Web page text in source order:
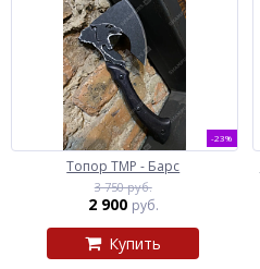
-23%
Топор ТМР - Барс
3 750 руб.
2 900 руб.
Купить